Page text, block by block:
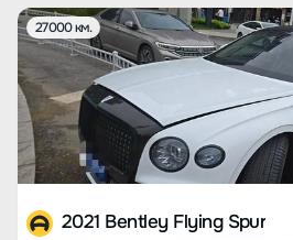
27000 км.
2021 Bentley Flying Spur